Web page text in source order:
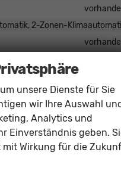
2-Zonen-
Sitzheizung, Isofix
Höhenverstellbarer
Auto, Apple CarPlay,
unsere Dienste für Sie
wir Ihre Auswahl
Analytics und
Einverständnis geben.
Wirkung für die